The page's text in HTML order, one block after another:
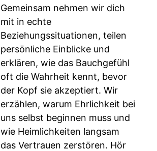
Gemeinsam nehmen wir dich
mit in echte
Beziehungssituationen, teilen
persönliche Einblicke und
erklären, wie das Bauchgefühl
oft die Wahrheit kennt, bevor
der Kopf sie akzeptiert. Wir
erzählen, warum Ehrlichkeit bei
uns selbst beginnen muss und
wie Heimlichkeiten langsam
das Vertrauen zerstören. Hör